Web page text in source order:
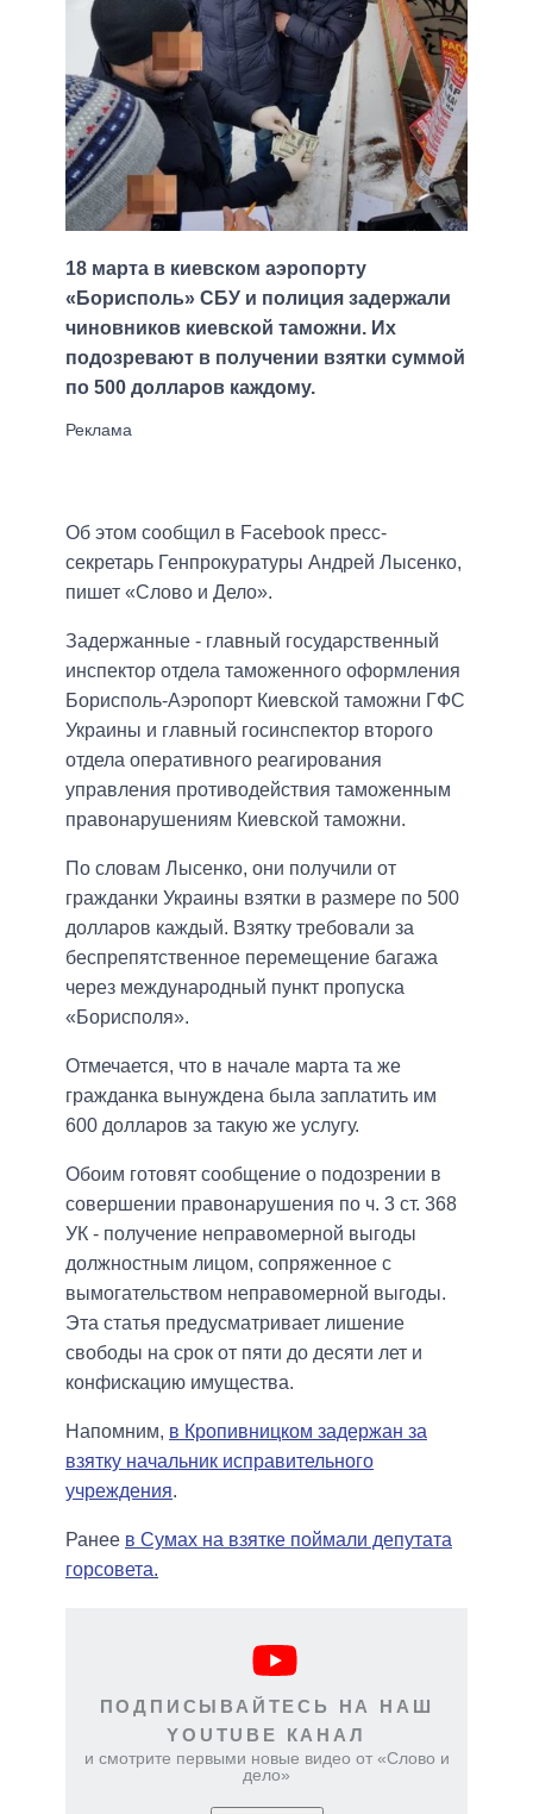
18 марта в киевском аэропорту
«Борисполь» СБУ и полиция задержали
чиновников киевской таможни. Их
подозревают в получении взятки суммой
по 500 долларов каждому.
Об этом сообщил в Facebook пресс-
секретарь Генпрокуратуры Андрей Лысенко,
пишет «Слово и Дело».
Задержанные - главный государственный
инспектор отдела таможенного оформления
Борисполь-Аэропорт Киевской таможни ГФС
Украины и главный госинспектор второго
отдела оперативного реагирования
управления противодействия таможенным
правонарушениям Киевской таможни.
По словам Лысенко, они получили от
гражданки Украины взятки в размере по 500
долларов каждый. Взятку требовали за
беспрепятственное перемещение багажа
через международный пункт пропуска
«Борисполя».
Отмечается, что в начале марта та же
гражданка вынуждена была заплатить им
600 долларов за такую ​​же услугу.
Обоим готовят сообщение о подозрении в
совершении правонарушения по ч. 3 ст. 368
УК - получение неправомерной выгоды
должностным лицом, сопряженное с
вымогательством неправомерной выгоды.
Эта статья предусматривает лишение
свободы на срок от пяти до десяти лет и
конфискацию имущества.
Напомним, в Кропивницком задержан за
взятку начальник исправительного
учреждения.
Ранее в Сумах на взятке поймали депутата
горсовета.
ПОДПИСЫВАЙТЕСЬ НА НАШ
YOUTUBE КАНАЛ
и смотрите первыми новые видео от «Слово и
дело»